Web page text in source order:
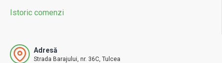
Istoric comenzi
Adresă
Strada Barajului, nr. 36C, Tulcea